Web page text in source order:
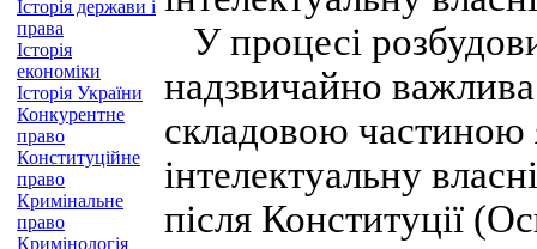
Історія держави і
права
Історія
економіки
Історія України
Конкурентне
право
Конституційне
право
Кримінальне
право
Кримінологія
У процесі
надзвичайно
складовою частиною
інтелектуальну
після Конституції